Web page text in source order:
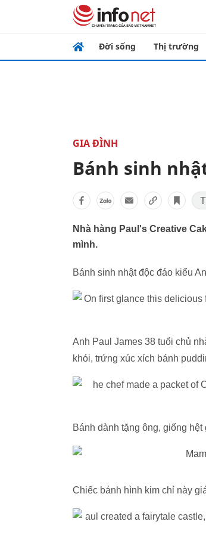
Đời sống Thị trường
GIA ĐÌNH
Bánh sinh
Nhà hàng Paul's Creative
mình.
Bánh sinh nhật độc đáo kiểu
Anh Paul James 38 tuổi chủ
khói, trứng xúc xích bánh
Bánh dành tặng ông, giống
Chiếc bánh hình kim chỉ này